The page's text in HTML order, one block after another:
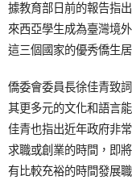
據教育部日前的報告指
來西亞學生成為臺灣境
這三個國家的優秀僑生居
僑委會委員長徐佳青致
其更多元的文化和語言
佳青也指出近年政府非
求職或創業的時間，即
有比較充裕的時間發展職